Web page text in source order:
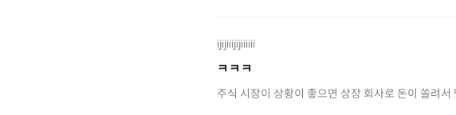
ijijiiijijiiiiii
ㅋㅋㅋ